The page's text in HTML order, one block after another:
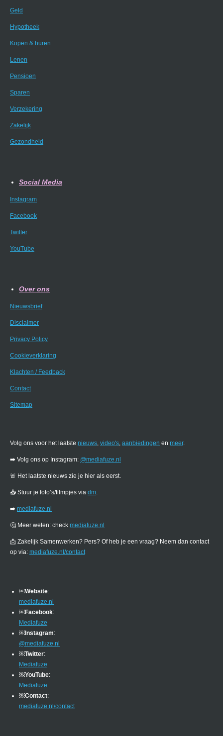
Geld
Hypotheek
Kopen & huren
Lenen
Pensioen
Sparen
Verzekering
Zakelijk
Gezondheid
Social Media
Instagram
Facebook
Twitter
YouTube
Over ons
Nieuwsbrief
Disclaimer
Privacy Policy
Cookieverklaring
Klachten / Feedback
Contact
Sitemap
Volg ons voor het laatste nieuws video's aanbiedingen en meer.
➡️ Volg ons op Instagram: @mediafuze.nl
🚨 Het laatste nieuws zie je hier als eerst.
📥 Stuur je foto’s/filmpjes via dm
➡️ mediafuze.nl
🤔 Meer weten: check mediafuze.nl
📩 Zakelijk Samenwerken? Pers? Of heb je een vraag? Neem dan contact
op via: mediafuze.nl/contact
￼Website:
mediafuze.nl
￼Facebook:
Mediafuze
￼Instagram:
@mediafuze.nl
￼Twitter:
Mediafuze
￼YouTube:
Mediafuze
￼Contact:
mediafuze.nl/contact